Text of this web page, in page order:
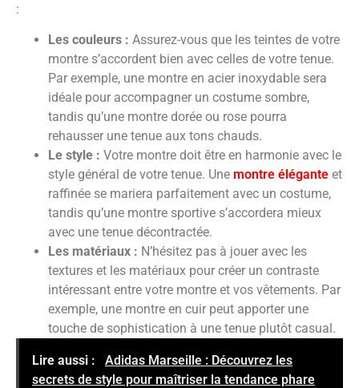
:
Les couleurs : Assurez-vous que les teintes de votre
montre s’accordent bien avec celles de votre tenue.
Par exemple, une montre en acier inoxydable sera
idéale pour accompagner un costume sombre,
tandis qu’une montre dorée ou rose pourra
rehausser une tenue aux tons chauds.
Le style : Votre montre doit être en harmonie avec le
style général de votre tenue. Une montre élégante et
raffinée se mariera parfaitement avec un costume,
tandis qu’une montre sportive s’accordera mieux
avec une tenue décontractée.
Les matériaux : N’hésitez pas à jouer avec les
textures et les matériaux pour créer un contraste
intéressant entre votre montre et vos vêtements. Par
exemple, une montre en cuir peut apporter une
touche de sophistication à une tenue plutôt casual.
Lire aussi :
Adidas Marseille : Découvrez les
secrets de style pour maîtriser la tendance phare